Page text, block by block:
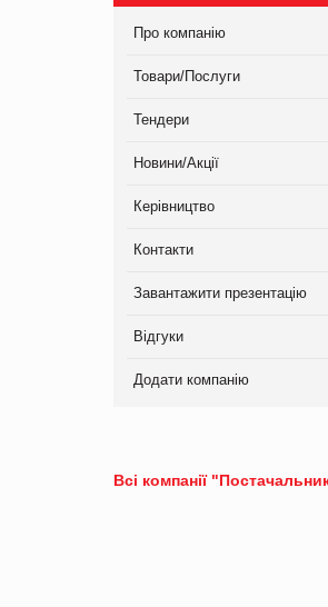
Про компанію
Товари/Послуги
Тендери
Новини/Акції
Керівництво
Контакти
Завантажити презентацію
Відгуки
Додати компанію
Всі компанії